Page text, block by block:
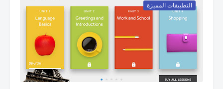
التطبيقات المميزة